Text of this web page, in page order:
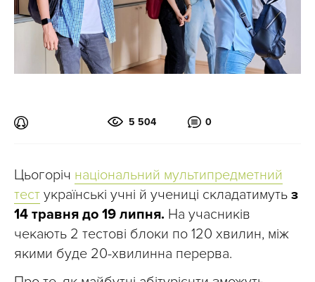
5 504 0
Цьогоріч національний мультипредметний
тест українські учні й учениці складатимуть з
14 травня до 19 липня. На учасників
чекають 2 тестові блоки по 120 хвилин, між
якими буде 20-хвилинна перерва.